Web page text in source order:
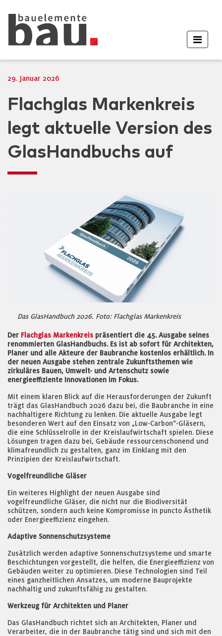
29. Januar 2026
Flachglas Markenkreis
legt aktuelle Version des
GlasHandbuchs auf
Das GlasHandbuch 2026. Foto: Flachglas Markenkreis
Der Flachglas Markenkreis präsentiert die 45. Ausgabe seines
renommierten GlasHandbuchs. Es ist ab sofort für Architekten,
Planer und alle Akteure der Baubranche kostenlos erhältlich. In
der neuen Ausgabe stehen zentrale Zukunftsthemen wie
zirkuläres Bauen, Umwelt- und Artenschutz sowie
energieeffiziente Innovationen im Fokus.
Mit einem klaren Blick auf die Herausforderungen der Zukunft
trägt das GlasHandbuch 2026 dazu bei, die Baubranche in eine
nachhaltigere Richtung zu lenken. Die aktuelle Ausgabe legt
besonderen Wert auf den Einsatz von „Low-Carbon“-Gläsern,
die eine Schlüsselrolle in der Kreislaufwirtschaft spielen. Diese
Lösungen tragen dazu bei, Gebäude ressourcenschonend und
klimafreundlich zu gestalten, ganz im Einklang mit den
Prinzipien der Kreislaufwirtschaft.
Vogelfreundliche Gläser
Ein weiteres Highlight der neuen Ausgabe sind
vogelfreundliche Gläser, die nicht nur die Biodiversität
schützen, sondern auch keine Kompromisse in puncto Ästhetik
oder Energieeffizienz eingehen.
Adaptive Sonnenschutzsysteme
Zusätzlich werden adaptive Sonnenschutzsysteme und smarte
Beschichtungen vorgestellt, die helfen, die Energieeffizienz von
Gebäuden weiter zu optimieren. Diese Technologien sind Teil
eines ganzheitlichen Ansatzes, um moderne Bauprojekte
nachhaltig und zukunftsfähig zu gestalten.
Werkzeug für Architekten und Planer
Das GlasHandbuch richtet sich an Architekten, Planer und
Verarbeiter, die in der Baubranche tätig sind und sich mit den